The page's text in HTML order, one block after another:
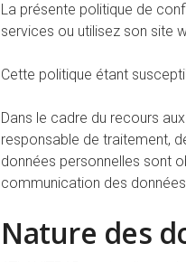
La présente politique de
services ou utilisez son site
Cette politique étant
Dans le cadre du recours
responsable de traitement,
données personnelles sont
communication des
Nature des